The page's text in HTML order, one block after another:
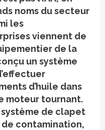
noms du secteur
les
viennent de
de la
un système
d’huile dans
moteur tournant.
système de clapet
de contamination,